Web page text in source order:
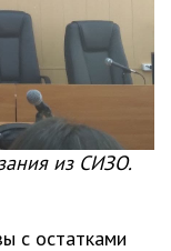
из СИЗО.
с остатками